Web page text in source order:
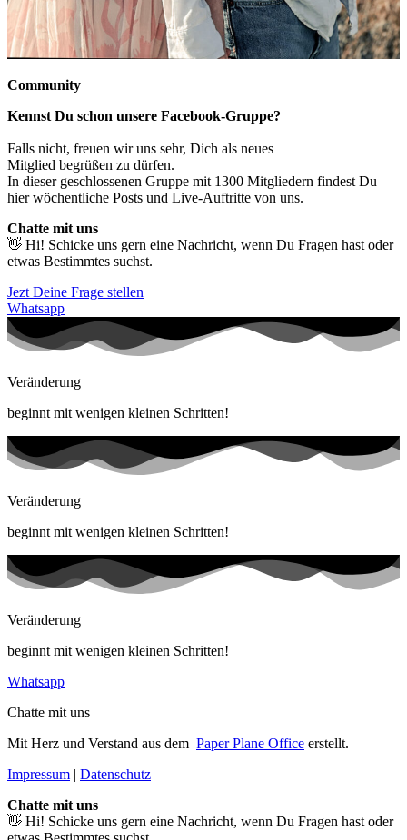
Community
Kennst Du schon unsere Facebook-Gruppe?
Falls nicht, freuen wir uns sehr, Dich als neues
Mitglied begrüßen zu dürfen.
In dieser geschlossenen Gruppe mit 1300 Mitgliedern findest Du
hier wöchentliche Posts und Live-Auftritte von uns.
Chatte mit uns
👋 Hi! Schicke uns gern eine Nachricht, wenn Du Fragen hast oder
etwas Bestimmtes suchst.
Jezt Deine Frage stellen
Whatsapp
Veränderung
beginnt mit wenigen kleinen Schritten!
Veränderung
beginnt mit wenigen kleinen Schritten!
Veränderung
beginnt mit wenigen kleinen Schritten!
Whatsapp
Chatte mit uns
Mit Herz und Verstand aus dem Paper Plane Office erstellt.
Impressum | Datenschutz
Chatte mit uns
👋 Hi! Schicke uns gern eine Nachricht, wenn Du Fragen hast oder